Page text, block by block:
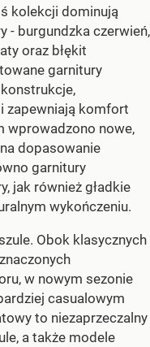
kolekcji dominują
- burgundzka czerwień,
oraz błękit
garnitury
zapewniają komfort
wprowadzono nowe,
dopasowanie
garnitury
jak również gładkie
wykończeniu.
Obok klasycznych
w nowym sezonie
casualowym
to niezaprzeczalny
a także modele